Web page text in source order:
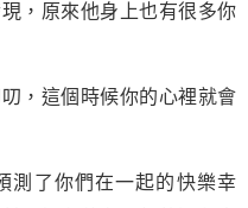
原來他身上也有很多你
這個時候你的心裡就會
了你們在一起的快樂幸